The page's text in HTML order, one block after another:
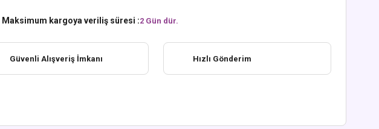
Maksimum kargoya veriliş süresi :2 Gün dür.
Güvenli Alışveriş İmkanı Hızlı Gönderim